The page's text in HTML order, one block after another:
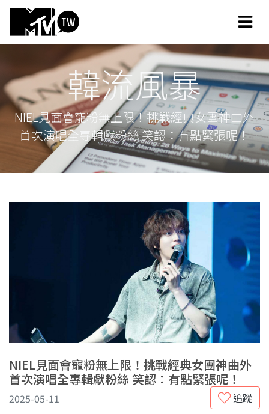
韓流風暴
NIEL見面會寵粉無上限！挑戰經典女團神曲外
首次演唱全專輯獻粉絲 笑認：有點緊張呢！
NIEL見面會寵粉無上限！挑戰經典女團神曲外
首次演唱全專輯獻粉絲 笑認：有點緊張呢！
追蹤
2025-05-11